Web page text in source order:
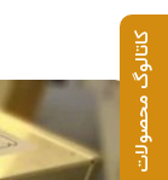
کاتالوگ محصولات